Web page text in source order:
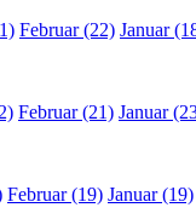
Februar (22) Januar
Februar (21) Januar
Februar (19) Januar (19)